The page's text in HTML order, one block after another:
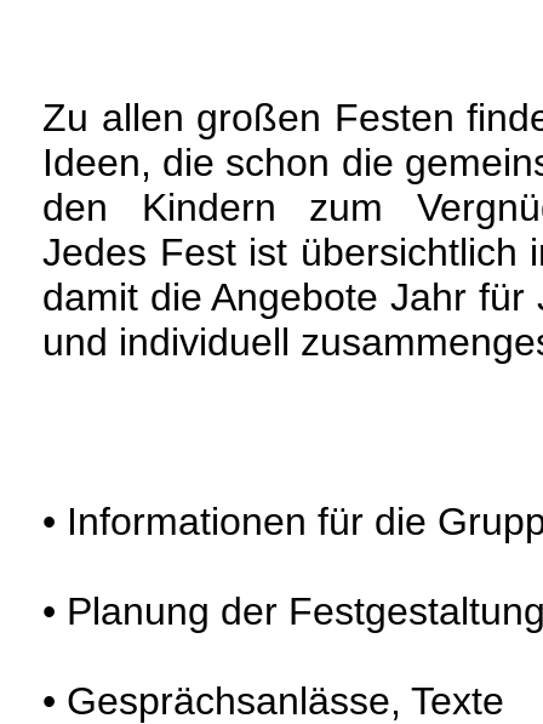
Zu allen großen Festen
Ideen, die schon die
den Kindern zum
Jedes Fest ist übersichtlich
damit die Angebote Jahr
und individuell
• Informationen für die
• Planung der
• Gesprächsanlässe, Texte